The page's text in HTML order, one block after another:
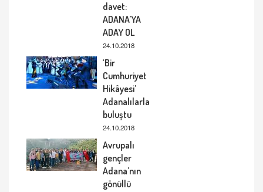
davet:
ADANA’YA
ADAY OL
24.10.2018
‘Bir
Cumhuriyet
Hikâyesi’
Adanalılarla
buluştu
24.10.2018
Avrupalı
gençler
Adana’nın
gönüllü